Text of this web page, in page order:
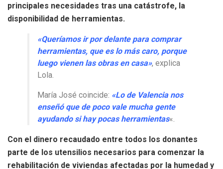
principales necesidades tras una catástrofe, la
disponibilidad de herramientas.
«Queríamos ir por delante para comprar
herramientas, que es lo más caro, porque
luego vienen las obras en casa», explica
Lola.
María José coincide: «Lo de Valencia nos
enseñó que de poco vale mucha gente
ayudando si hay pocas herramientas«.
Con el dinero recaudado entre todos los donantes
parte de los utensilios necesarios para comenzar la
rehabilitación de viviendas afectadas por la humedad y